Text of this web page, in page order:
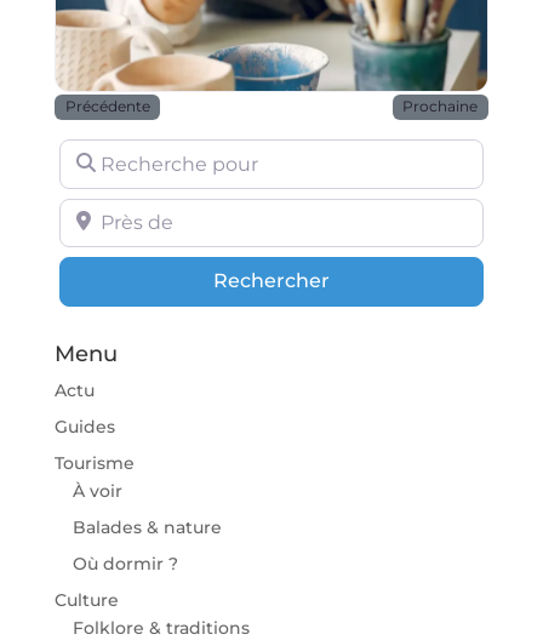
Précédente Prochaine
Recherche pour
Près de
RechercherRechercher
Menu
Actu
Guides
Tourisme
À voir
Balades & nature
Où dormir ?
Culture
Folklore & traditions